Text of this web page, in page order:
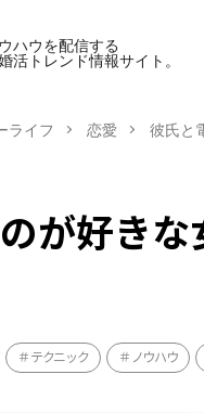
ハウを配信する
活トレンド情報サイト。
ライフ 恋愛 彼氏と
が好き
テクニック ノウハウ